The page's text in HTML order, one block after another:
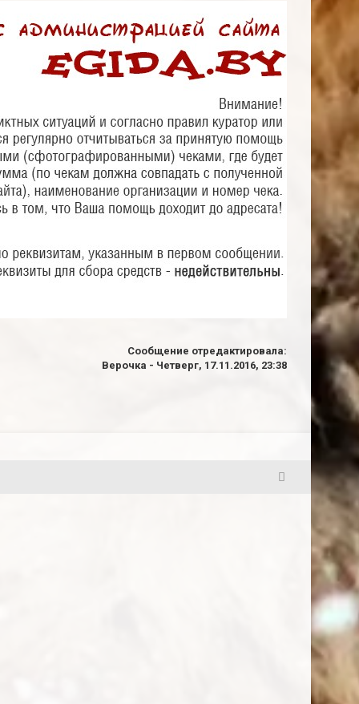
Сообщение отредактировала:
Верочка - Четверг, 17.11.2016, 23:38